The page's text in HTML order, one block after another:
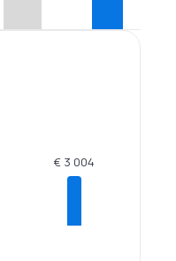
€ 3 004